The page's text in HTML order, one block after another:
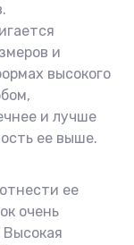
и
высокого
и лучше
ее выше.
ее
очень